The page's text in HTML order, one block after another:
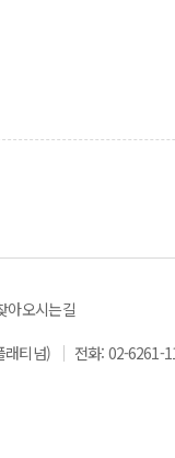
아오시는길
래티넘)
전화: 02-6261-